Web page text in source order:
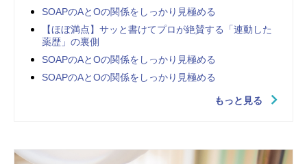
SOAPのAとOの関係をしっかり見極める
【ほぼ満点】サッと書けてプロが絶賛する「連動した
薬歴」の裏側
SOAPのAとOの関係をしっかり見極める
SOAPのAとOの関係をしっかり見極める
もっと見る